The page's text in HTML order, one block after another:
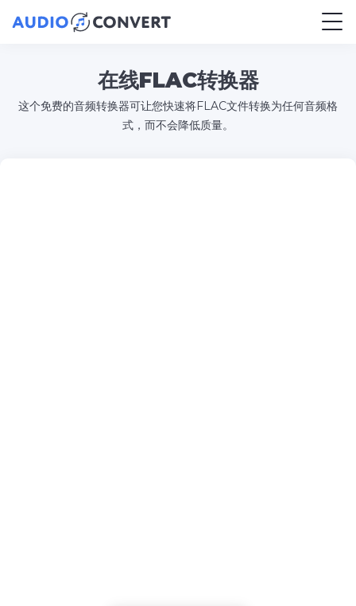
在线FLAC转换器
这个免费的音频转换器可让您快速将FLAC文件转换为任何音频格
式，而不会降低质量。